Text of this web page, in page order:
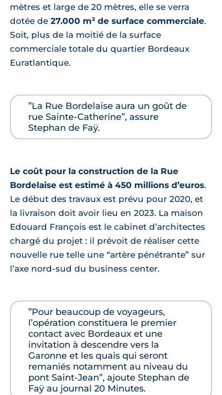
mètres et large de 20 mètres, elle se verra
dotée de 27.000 m² de surface commerciale.
Soit, plus de la moitié de la surface
commerciale totale du quartier Bordeaux
Euratlantique.
”La Rue Bordelaise aura un goût de
rue Sainte-Catherine”, assure
Stephan de Faÿ.
Le coût pour la construction de la Rue
Bordelaise est estimé à 450 millions d’euros.
Le début des travaux est prévu pour 2020, et
la livraison doit avoir lieu en 2023. La maison
Edouard François est le cabinet d’architectes
chargé du projet : il prévoit de réaliser cette
nouvelle rue telle une “artère pénétrante” sur
l’axe nord-sud du business center.
”Pour beaucoup de voyageurs,
l’opération constituera le premier
contact avec Bordeaux et une
invitation à descendre vers la
Garonne et les quais qui seront
remaniés notamment au niveau du
pont Saint-Jean”, ajoute Stephan de
Faÿ au journal 20 Minutes.